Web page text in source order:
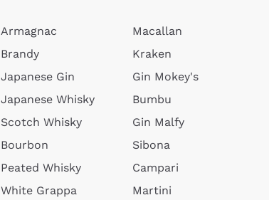
Armagnac
Brandy
Japanese Gin
Japanese Whisky
Scotch Whisky
Bourbon
Peated Whisky
White Grappa
Macallan
Kraken
Gin Mokey's
Bumbu
Gin Malfy
Sibona
Campari
Martini